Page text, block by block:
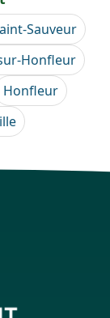
Sauveur
Honfleur
Honfleur